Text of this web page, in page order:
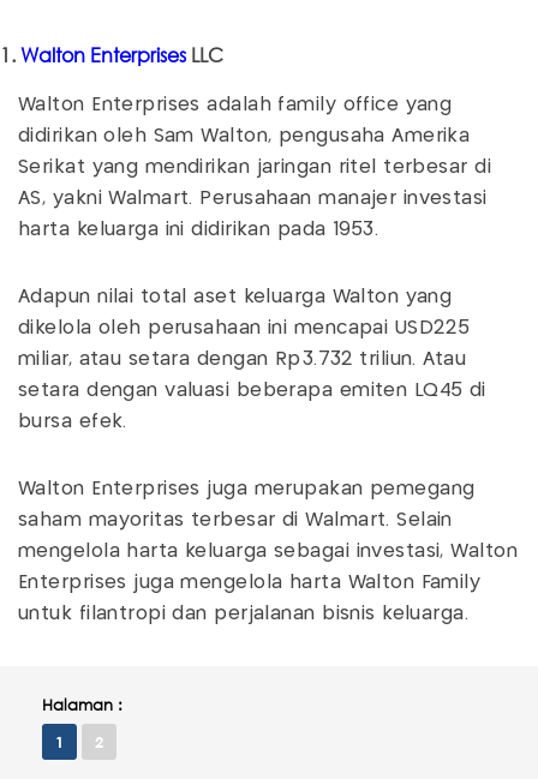
1.Walton Enterprises LLC
Walton Enterprises adalah family office yang
didirikan oleh Sam Walton, pengusaha Amerika
Serikat yang mendirikan jaringan ritel terbesar di
AS, yakni Walmart. Perusahaan manajer investasi
harta keluarga ini didirikan pada 1953.
Adapun nilai total aset keluarga Walton yang
dikelola oleh perusahaan ini mencapai USD225
miliar, atau setara dengan Rp3.732 triliun. Atau
setara dengan valuasi beberapa emiten LQ45 di
bursa efek.
Walton Enterprises juga merupakan pemegang
saham mayoritas terbesar di Walmart. Selain
mengelola harta keluarga sebagai investasi, Walton
Enterprises juga mengelola harta Walton Family
untuk filantropi dan perjalanan bisnis keluarga.
Halaman :
1 2